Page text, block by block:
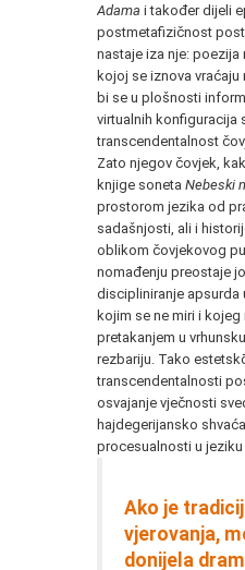
Adama i također dijeli
postmetafizičnost
nastaje iza nje: poezija
kojoj se iznova
bi se u plošnosti
virtualnih konfiguracija
transcendentalnost
Zato njegov čovjek,
knjige soneta Nebeski
prostorom jezika od
sadašnjosti, ali i
oblikom čovjekovog
nomađenju preostaje
discipliniranje apsurda
kojim se ne miri i kojeg
pretakanjem u
rezbariju. Tako
transcendentalnosti
osvajanje vječnosti
hajdegerijansko
procesualnosti u jeziku
Ako je
vjerovanja,
donijela